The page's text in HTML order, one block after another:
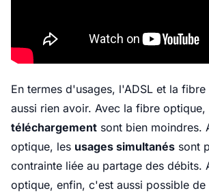
En termes d'usages, l'ADSL et la
aussi rien avoir. Avec la fibre optique,
téléchargement sont bien moindres.
optique, les usages simultanés sont
contrainte liée au partage des débits.
optique, enfin, c'est aussi possible de